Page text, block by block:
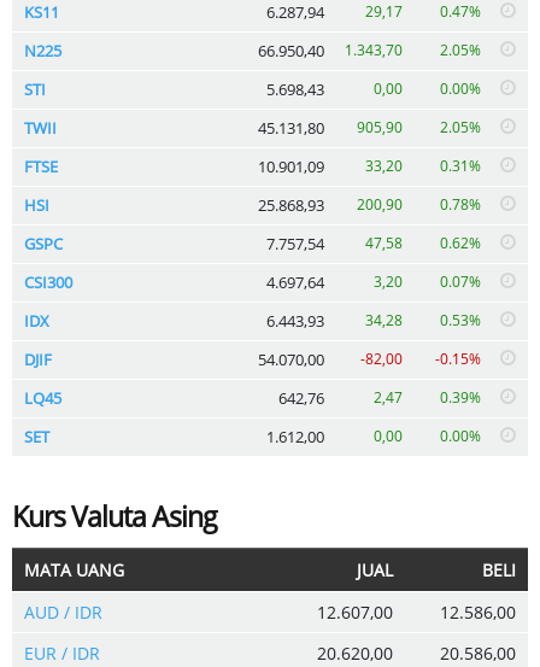
KS11 6.287,94 29,17 0.47%
N225 66.950,40 1.343,70 2.05%
STI 5.698,43 0,00 0.00%
TWII 45.131,80 905,90 2.05%
FTSE 10.901,09 33,20 0.31%
HSI 25.868,93 200,90 0.78%
GSPC 7.757,54 47,58 0.62%
CSI300 4.697,64 3,20 0.07%
IDX 6.443,93 34,28 0.53%
DJIF 54.070,00 -82,00 -0.15%
LQ45 642,76 2,47 0.39%
SET 1.612,00 0,00 0.00%
Kurs Valuta Asing
MATA UANG JUAL
BELI
AUD / IDR
12.607,00
12.586,00
EUR / IDR
20.620,00
20.586,00